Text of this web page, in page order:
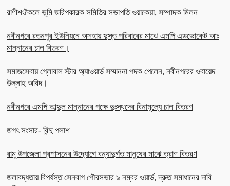
রাণীশংকৈলে ভূমি জরিপকারক সমিতির সভাপতি ওয়াকেয়া, সম্পাদক মিলন
নবীনগরে রতনপুর ইউনিয়নে অসহায় দুস্ত পরিবারের মাঝে এমপি এডভোকেট আঃ
মান্নানের চাল বিতরণ।
সমাজসেবায় গ্লোবাল স্টার অ্যাওয়ার্ড সম্মাননা পদক পেলেন, নবীনগরের ওবায়েদ
উল্লাহ অবিদ।
নবীনগরে এমপি আব্দুল মান্নানের পক্ষে দুঃস্থদের বিনামূল্যে চাল বিতরণ
জগৎ সংসার- বিন্দু পলাশ
রামু উপজেলা প্রশাসনের উদ্যোগে বন্যাদুর্গত মানুষের মাঝে ত্রাণ বিতরণ
জলাবদ্ধতায় বিপর্যস্ত সেনবাগ পৌরসভার ৯ নম্বর ওয়ার্ড, দ্রুত সমাধানের দাবি